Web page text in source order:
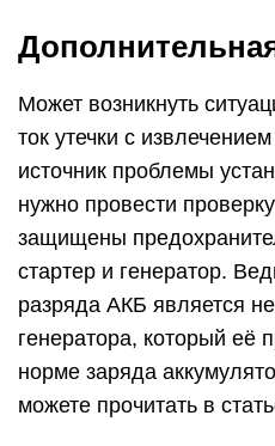
Может возникнуть
ток утечки с
источник проблемы
нужно провести
защищены
стартер и генератор.
разряда АКБ является
генератора, который её
норме заряда
можете прочитать в